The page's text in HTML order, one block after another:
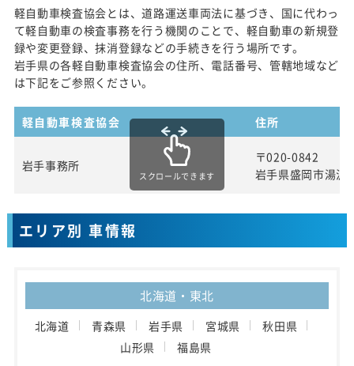
軽自動車検査協会とは、道路運送車両法に基づき、国に代わっ
て軽自動車の検査事務を行う機関のことで、軽自動車の新規登
録や変更登録、抹消登録などの手続きを行う場所です。
岩手県の各軽自動車検査協会の住所、電話番号、管轄地域など
は下記をご参照ください。
軽自動車検査協会 住所
岩手事務所
〒020-0842
岩手県盛岡市湯沢
スクロールできます
エリア別 車情報
北海道・東北
北海道 青森県 岩手県 宮城県
秋田県
山形県
福島県